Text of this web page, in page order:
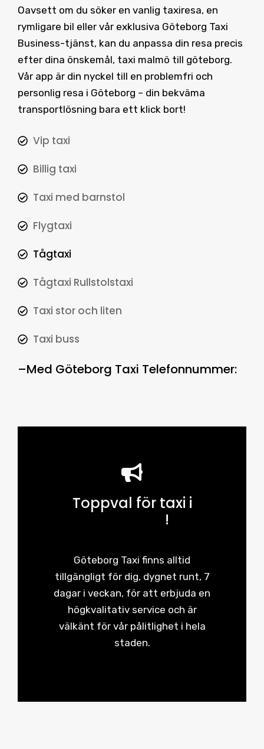
Oavsett om du söker en vanlig taxiresa, en
rymligare bil eller vår exklusiva Göteborg Taxi
Business-tjänst, kan du anpassa din resa precis
efter dina önskemål, taxi malmö till göteborg.
Vår app är din nyckel till en problemfri och
personlig resa i Göteborg – din bekväma
transportlösning bara ett klick bort!
Vip taxi
Billig taxi
Taxi med barnstol
Flygtaxi
Tågtaxi
Tågtaxi Rullstolstaxi
Taxi stor och liten
Taxi buss
–Med Göteborg Taxi Telefonnummer:
Toppval för taxi i
!
Göteborg Taxi finns alltid
tillgängligt för dig, dygnet runt, 7
dagar i veckan, för att erbjuda en
högkvalitativ service och är
välkänt för vår pålitlighet i hela
staden.